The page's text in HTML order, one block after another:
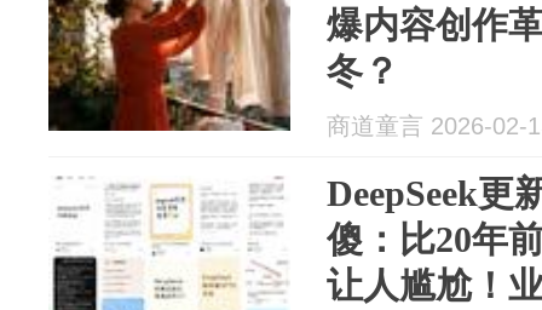
爆内容创作
冬？
商道童言 2026-02-
DeepSeek更
傻：比20年
让人尴尬！